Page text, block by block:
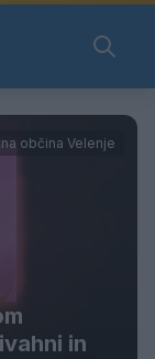
občina Velenje
in